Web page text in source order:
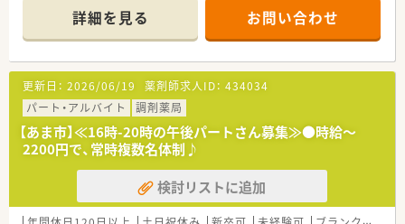
■LINEでの処方箋送信サービスなど、新しいサービスを積極的
に行う企業です。薬局からご自宅まで、ドローンを使って薬の配
達を目指す取り組みもされています。
■駅前に出店をしている為面受けの処方箋も多少ございます。
■平日午前のみ等も募集あり！時間数・日数等はお気軽にご相談
ください♪
詳細を見る お問い合わせ
更新日： 2026/06/19 薬剤師求人ID： 434034
パート・アルバイト
調剤薬局
【あま市】≪16時-20時の午後パートさん募集≫●時給～
2200円で、常時複数名体制♪
検討リストに追加